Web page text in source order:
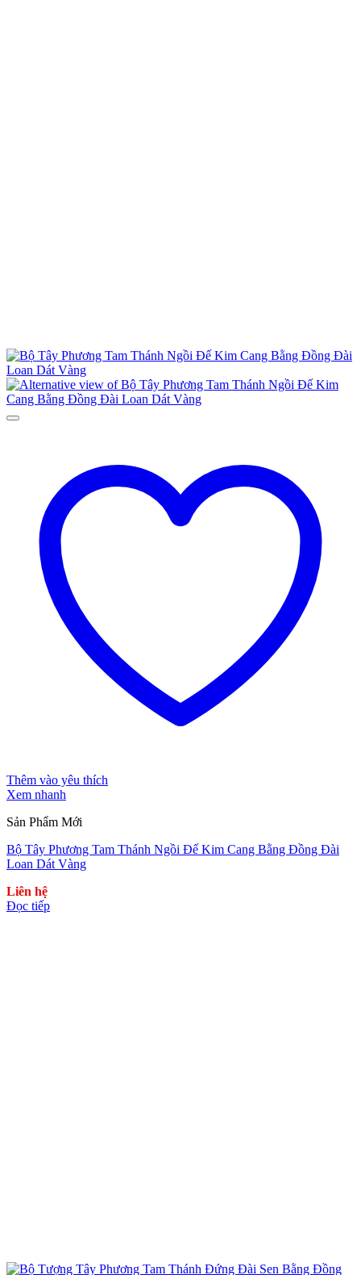
Thêm vào yêu thích
Xem nhanh
Sản Phẩm Mới
Bộ Tây Phương Tam Thánh Ngồi Đế Kim Cang Bằng Đồng Đài
Loan Dát Vàng
Liên hệ
Đọc tiếp